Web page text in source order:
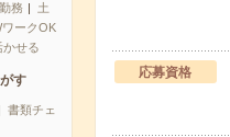
務
土
ークOK
かせる
す
書類チェ
応募資格